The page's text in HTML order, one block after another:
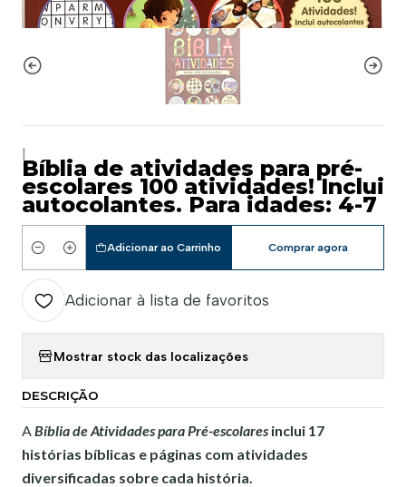
Bíblia de atividades para pré-
escolares 100 atividades! Inclui
autocolantes. Para idades: 4-7
Quantidade
Adicionar ao Carrinho Comprar agora
Adicionar à lista de favoritos
Mostrar stock das localizações
DESCRIÇÃO
ABíblia de Atividades para Pré-escolares inclui 17
histórias bíblicas e páginas com atividades
diversificadas sobre cada história.